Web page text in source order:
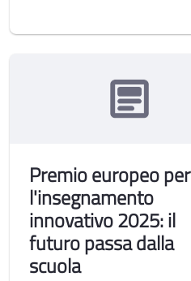
Premio europeo per
l'insegnamento
innovativo 2025: il
futuro passa dalla
scuola